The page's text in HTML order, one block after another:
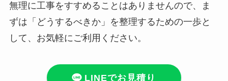
無理に工事をすすめることはありませんので、ま
ずは「どうするべきか」を整理するための一歩と
して、お気軽にご利用ください。
LINEでお見積り